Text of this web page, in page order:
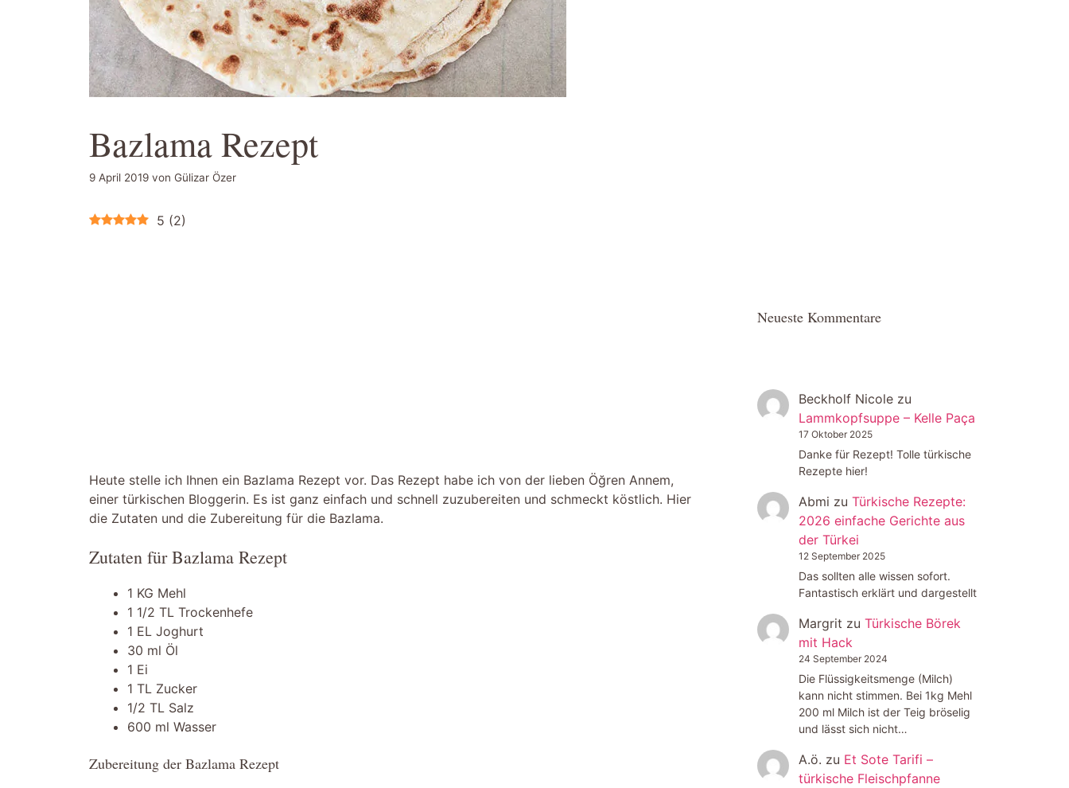
Bazlama Rezept
9 April 2019 von Gülizar Özer
5 (2)
Heute stelle ich Ihnen ein Bazlama Rezept vor. Das Rezept habe ich von der lieben Öğren Annem,
einer türkischen Bloggerin. Es ist ganz einfach und schnell zuzubereiten und schmeckt köstlich. Hier
die Zutaten und die Zubereitung für die Bazlama.
Zutaten für Bazlama Rezept
1 KG Mehl
1 1/2 TL Trockenhefe
1 EL Joghurt
30 ml Öl
1 Ei
1 TL Zucker
1/2 TL Salz
600 ml Wasser
Zubereitung der Bazlama Rezept
Neueste Kommentare
Beckholf Nicole zu
Lammkopfsuppe – Kelle Paça
17 Oktober 2025
Danke für Rezept! Tolle türkische
Rezepte hier!
Abmi zu Türkische Rezepte:
2026 einfache Gerichte aus
der Türkei
12 September 2025
Das sollten alle wissen sofort.
Fantastisch erklärt und dargestellt
Margrit zu Türkische Börek
mit Hack
24 September 2024
Die Flüssigkeitsmenge (Milch)
kann nicht stimmen. Bei 1kg Mehl
200 ml Milch ist der Teig bröselig
und lässt sich nicht…
A.ö. zu Et Sote Tarifi –
türkische Fleischpfanne